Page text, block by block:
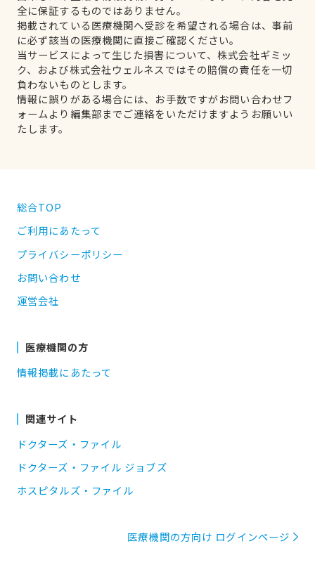
全に保証するものではありません。
掲載されている医療機関へ受診を希望される場合は、事前
に必ず該当の医療機関に直接ご確認ください。
当サービスによって生じた損害について、株式会社ギミッ
ク、および株式会社ウェルネスではその賠償の責任を一切
負わないものとします。
情報に誤りがある場合には、お手数ですがお問い合わせフ
ォームより編集部までご連絡をいただけますようお願いい
たします。
総合TOP
ご利用にあたって
プライバシーポリシー
お問い合わせ
運営会社
医療機関の方
情報掲載にあたって
関連サイト
ドクターズ・ファイル
ドクターズ・ファイル ジョブズ
ホスピタルズ・ファイル
医療機関の方向け ログインページ